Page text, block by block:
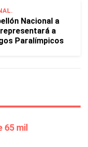
Nacional a
a
Paralímpicos
65 mil